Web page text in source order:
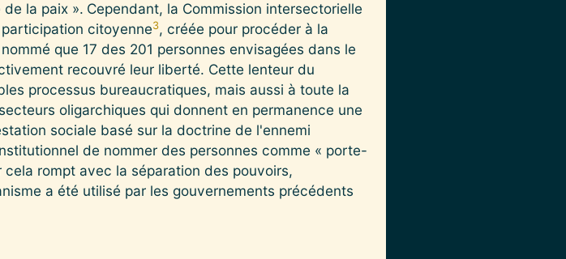
la paix ». Cependant, la Commission intersectorielle
citoyenne3, créée pour procéder à la
que 17 des 201 personnes envisagées dans le
recouvré leur liberté. Cette lenteur du
processus bureaucratiques, mais aussi à toute la
oligarchiques qui donnent en permanence une
sociale basé sur la doctrine de l'ennemi
de nommer des personnes comme « porte-
rompt avec la séparation des pouvoirs,
a été utilisé par les gouvernements précédents